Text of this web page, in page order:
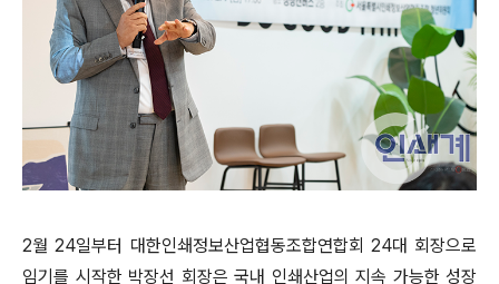
2월 24일부터 대한인쇄정보산업협동조합연합회 24대 회장으로
임기를 시작한 박장선 회장은 국내 인쇄산업의 지속 가능한 성장